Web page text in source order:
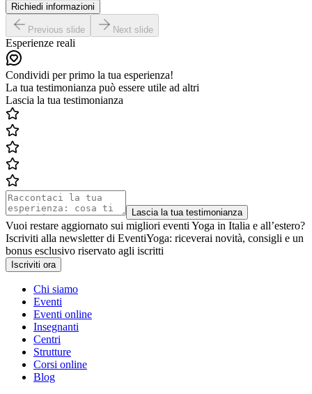
Richiedi informazioni
Previous slide Next slide
Esperienze reali
Condividi per primo la tua esperienza!
La tua testimonianza può essere utile ad altri
Lascia la tua testimonianza
Lascia la tua testimonianza
Vuoi restare aggiornato sui migliori eventi Yoga in Italia e all’estero?
Iscriviti alla newsletter di EventiYoga: riceverai novità, consigli e un
bonus esclusivo riservato agli iscritti
Iscriviti ora
Chi siamo
Eventi
Eventi online
Insegnanti
Centri
Strutture
Corsi online
Blog